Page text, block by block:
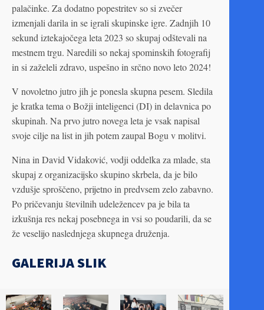
palačinke. Za dodatno popestritev so si zvečer
izmenjali darila in se igrali skupinske igre. Zadnjih 10
sekund iztekajočega leta 2023 so skupaj odštevali na
mestnem trgu. Naredili so nekaj spominskih fotografij
in si zaželeli zdravo, uspešno in srčno novo leto 2024!
V novoletno jutro jih je ponesla skupna pesem. Sledila
je kratka tema o Božji inteligenci (DI) in delavnica po
skupinah. Na prvo jutro novega leta je vsak napisal
svoje cilje na list in jih potem zaupal Bogu v molitvi.
Nina in David Vidaković, vodji oddelka za mlade, sta
skupaj z organizacijsko skupino skrbela, da je bilo
vzdušje sproščeno, prijetno in predvsem zelo zabavno.
Po pričevanju številnih udeležencev pa je bila ta
izkušnja res nekaj posebnega in vsi so poudarili, da se
že veselijo naslednjega skupnega druženja.
GALERIJA SLIK